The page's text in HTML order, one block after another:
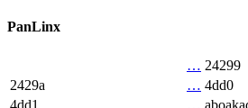
PanLinx
… 24299
2429a
… 4dd0
4dd1
…